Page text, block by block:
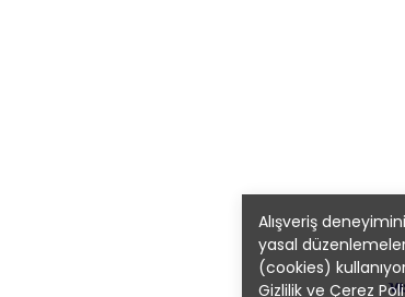
Alışveriş
yasal
(cookies)
Gizlilik ve Çerez